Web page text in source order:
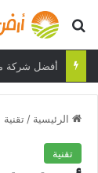
بحث عن
هل يمكن
الرئيسية / تقنية
تقنية